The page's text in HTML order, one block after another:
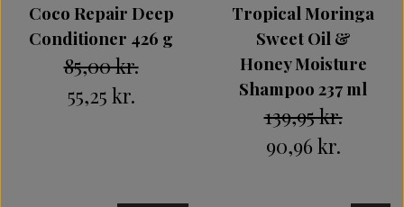
Coco Repair Deep
Conditioner 426 g
85,00 kr.
55,25 kr.
Tropical Moringa
Sweet Oil &
Honey Moisture
Shampoo 237 ml
139,95 kr.
90,96 kr.